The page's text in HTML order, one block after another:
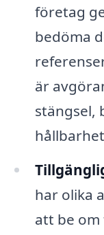
företag
bedöma
är
stängsel,
har olika
att be